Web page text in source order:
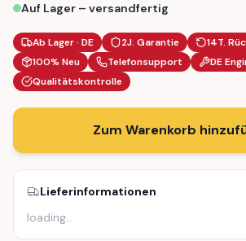
Auf Lager – versandfertig
Ab Lager · DE 2J. Garantie
14T.
100% Neu
Telefonsupport
DE
Qualitätskontrolle
Zum Warenkorb
Lieferinformationen
loading…